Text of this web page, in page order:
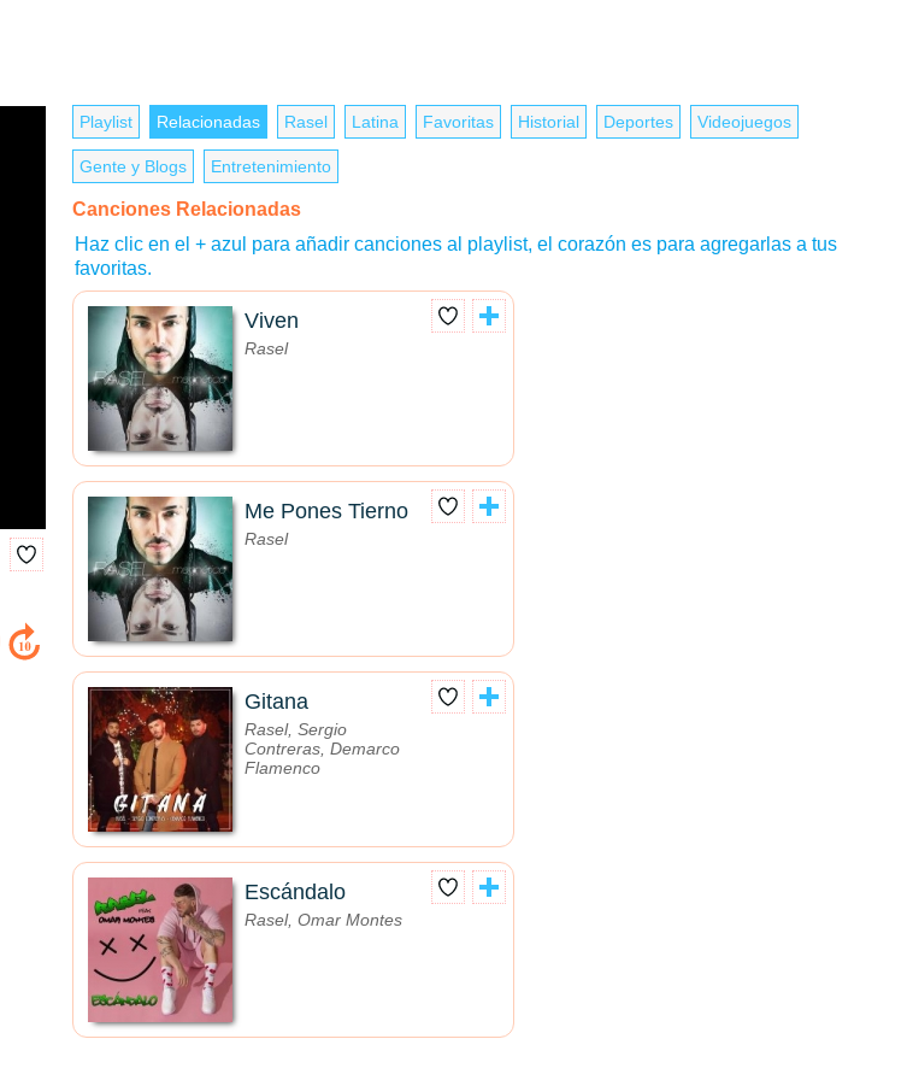
Playlist Relacionadas Rasel Latina Favoritas Historial Deportes Videojuegos
Gente y Blogs Entretenimiento
Canciones Relacionadas
Haz clic en el + azul para añadir canciones al playlist, el corazón es para agregarlas a tus
favoritas.
Viven
Rasel
Me Pones Tierno
Rasel
Gitana
Rasel, Sergio
Contreras, Demarco
Flamenco
Escándalo
Rasel, Omar Montes